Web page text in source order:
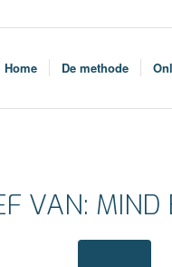
Home De methode
VAN: MIND